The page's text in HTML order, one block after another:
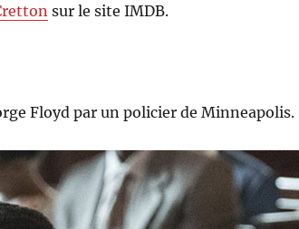
sur le site IMDB.
Floyd par un policier de Minneapolis.